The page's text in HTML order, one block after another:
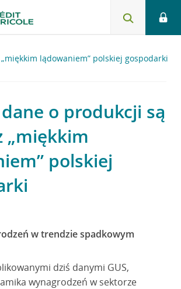
lądowaniem” polskiej gospodarki
dane o produkcji są
„miękkim
polskiej
w trendzie spadkowym
dziś danymi GUS,
wynagrodzeń w sektorze